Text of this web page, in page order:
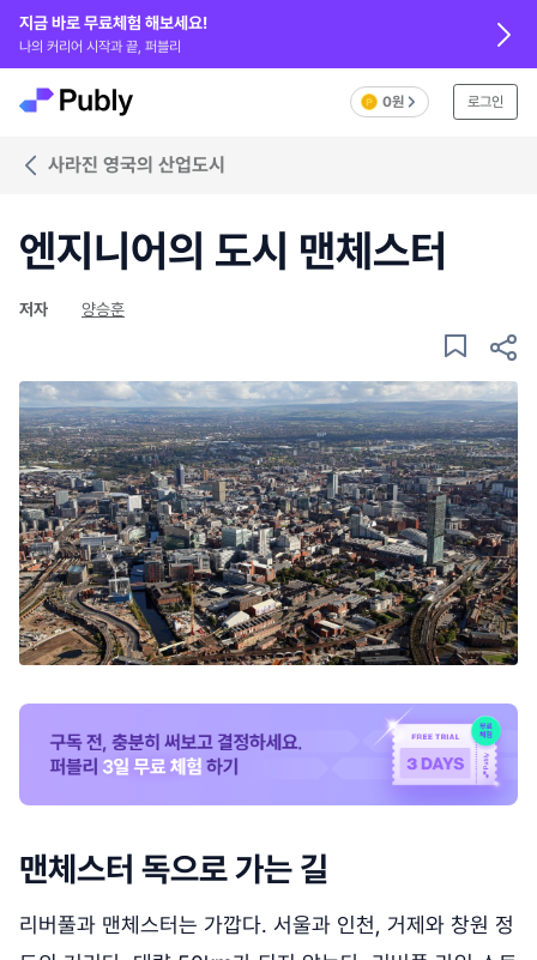
지금 바로 무료체험 해보세요!
나의 커리어 시작과 끝, 퍼블리
0원 로그인
사라진 영국의 산업도시
엔지니어의 도시 맨체스터
저자 양승훈
맨체스터 독으로 가는 길
리버풀과 맨체스터는 가깝다. 서울과 인천, 거제와 창원 정